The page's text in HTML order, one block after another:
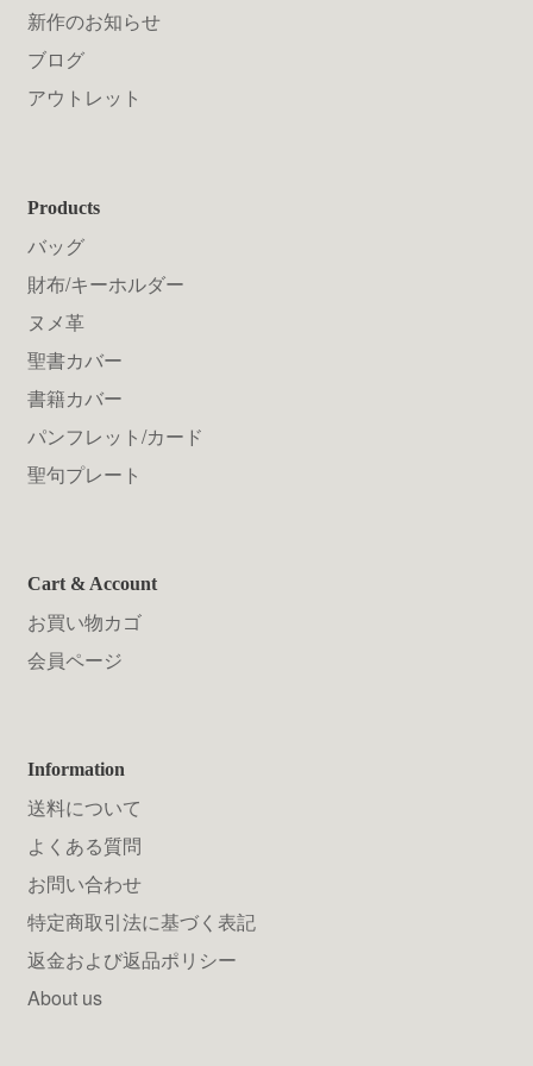
新作のお知らせ
ブログ
アウトレット
Products
バッグ
財布/キーホルダー
ヌメ革
聖書カバー
書籍カバー
パンフレット/カード
聖句プレート
Cart & Account
お買い物カゴ
会員ページ
Information
送料について
よくある質問
お問い合わせ
特定商取引法に基づく表記
返金および返品ポリシー
About us